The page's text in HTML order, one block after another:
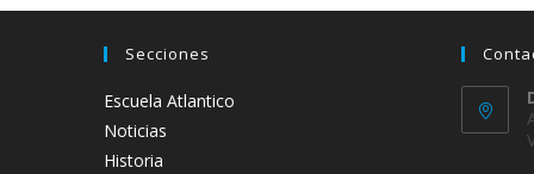
Secciones
Escuela Atlantico
Noticias
Historia